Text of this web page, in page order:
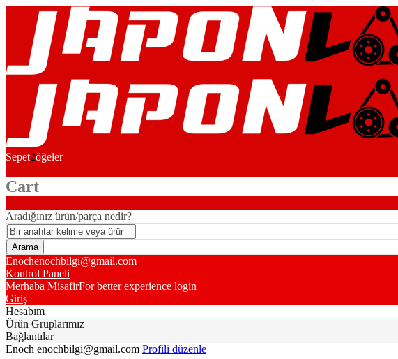
Sepet2öğeler
Cart
Aradığınız ürün/parça nedir?
Enochenochbilgi@gmail.com
Kontrol Paneli
Merhaba MisafirFor better experience login
Giriş
Hesabım
Ürün Gruplarımız
Bağlantılar
Enoch enochbilgi@gmail.com Profili düzenle